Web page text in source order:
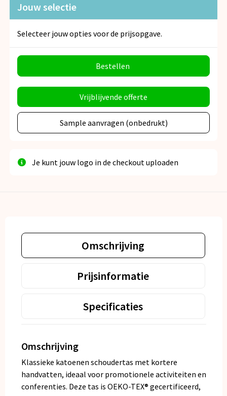
Jouw selectie
Selecteer jouw opties voor de prijsopgave.
Bestellen
Vrijblijvende offerte
Sample aanvragen (onbedrukt)
Je kunt jouw logo in de checkout uploaden
Omschrijving
Prijsinformatie
Specificaties
Omschrijving
Klassieke katoenen schoudertas met kortere
handvatten, ideaal voor promotionele activiteiten en
conferenties. Deze tas is OEKO-TEX® gecertificeerd,